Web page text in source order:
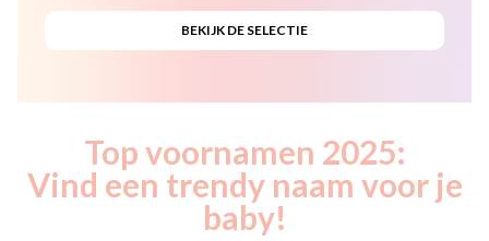
Top voornamen 2025:
Vind een trendy naam voor je
baby!